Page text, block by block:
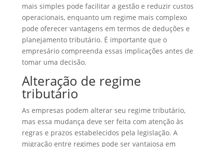
mais simples pode facilitar a gestão e reduzir custos
operacionais, enquanto um regime mais complexo
pode oferecer vantagens em termos de deduções e
planejamento tributário. É importante que o
empresário compreenda essas implicações antes de
tomar uma decisão.
Alteração de regime
tributário
As empresas podem alterar seu regime tributário,
mas essa mudança deve ser feita com atenção às
regras e prazos estabelecidos pela legislação. A
migração entre regimes pode ser vantajosa em